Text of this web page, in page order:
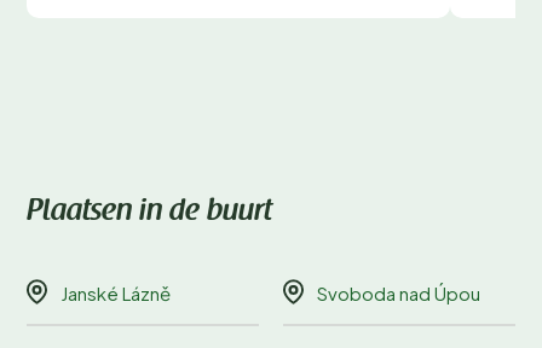
Plaatsen in de buurt
Janské Lázně Svoboda nad Úpou